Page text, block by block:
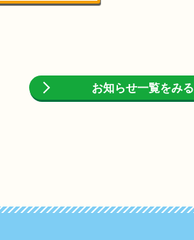
お知らせ一覧をみる